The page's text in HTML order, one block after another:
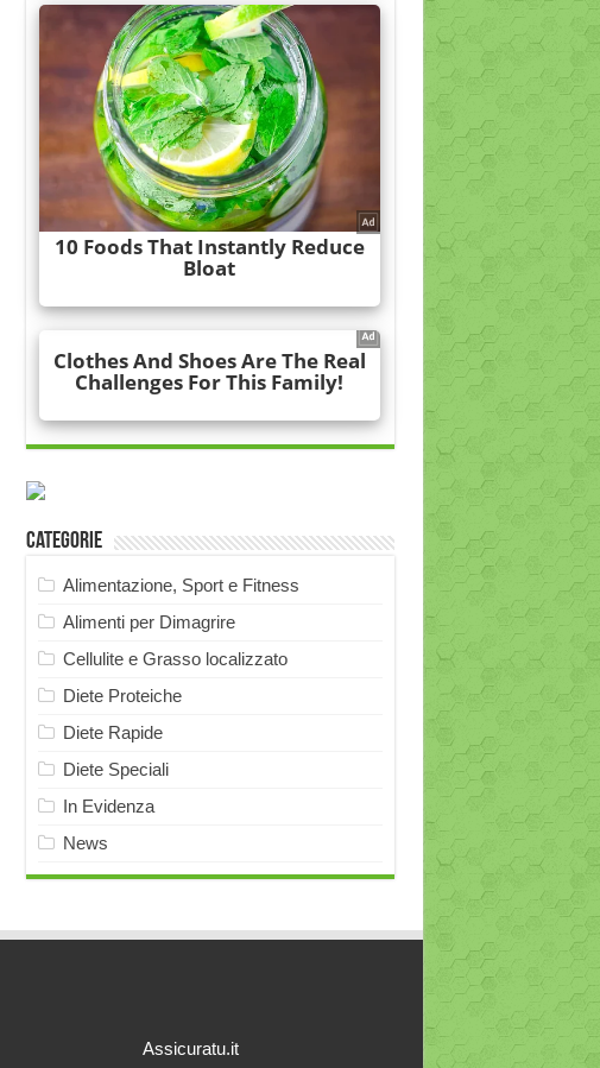
Categorie
Alimentazione, Sport e Fitness
Alimenti per Dimagrire
Cellulite e Grasso localizzato
Diete Proteiche
Diete Rapide
Diete Speciali
In Evidenza
News
Assicuratu.it